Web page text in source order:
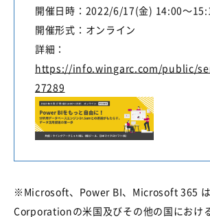
開催日時：2022/6/17(金) 14:00～
開催形式：オンライン
詳細：
https://info.wingarc.com/public/
27289
※Microsoft、Power BI、Microsoft 365
Corporationの米国及びその他の国におけ